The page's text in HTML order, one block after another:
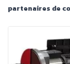
partenaires de